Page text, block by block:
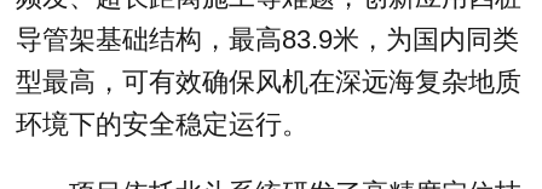
导管架基础结构，最高83.9米，为国内同类
型最高，可有效确保风机在深远海复杂地质
环境下的安全稳定运行。